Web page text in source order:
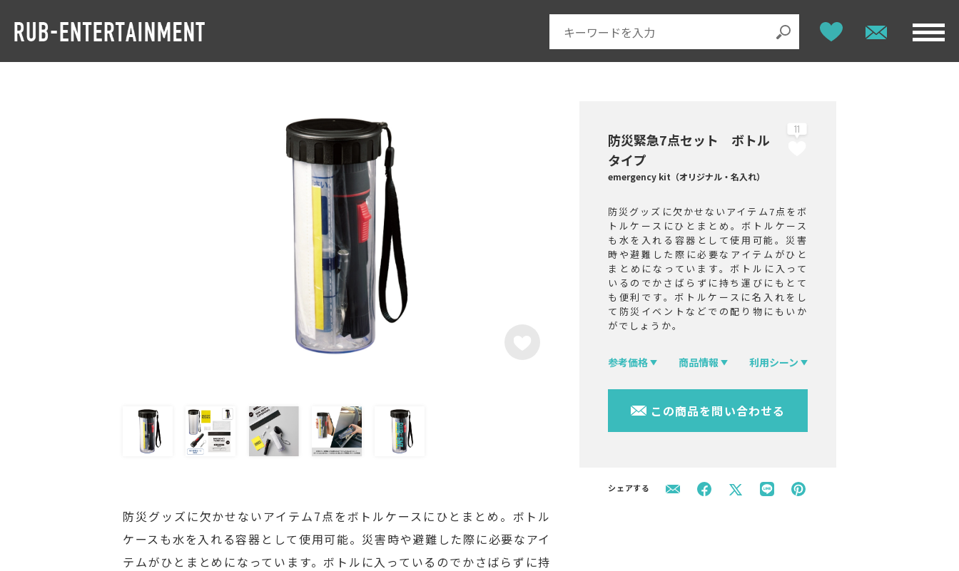
防災緊急7点セット ボトル
タイプ
emergency kit（オリジナル・名入れ）
11
防災グッズに欠かせないアイテム7点をボ
トルケースにひとまとめ。ボトルケース
も水を入れる容器として使用可能。災害
時や避難した際に必要なアイテムがひと
まとめになっています。ボトルに入って
いるのでかさばらずに持ち運びにもとて
も便利です。ボトルケースに名入れをし
て防災イベントなどでの配り物にもいか
がでしょうか。
参考価格 商品情報 利用シーン
この商品を問い合わせる
シェアする
防災グッズに欠かせないアイテム7点をボトルケースにひとまとめ。ボトル
ケースも水を入れる容器として使用可能。災害時や避難した際に必要なアイ
テムがひとまとめになっています。ボトルに入っているのでかさばらずに持